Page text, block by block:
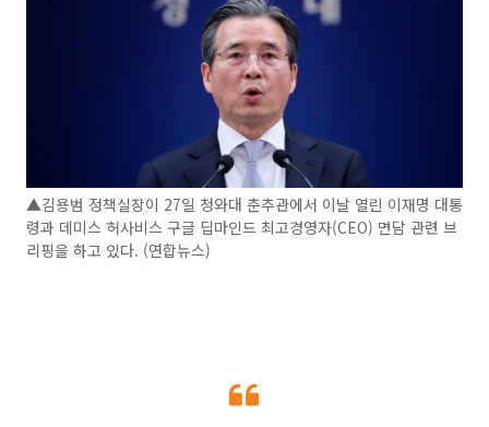
▲김용범 정책실장이 27일 청와대 춘추관에서 이날 열린 이재명 대통
령과 데미스 허사비스 구글 딥마인드 최고경영자(CEO) 면담 관련 브
리핑을 하고 있다. (연합뉴스)